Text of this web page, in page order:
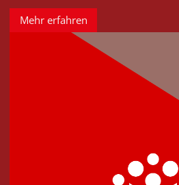
Mehr erfahren